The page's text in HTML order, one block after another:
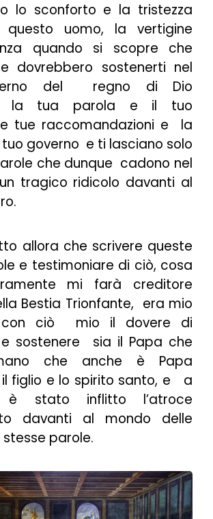
lo sconforto e la tristezza
questo uomo, la vertigine
quando si scopre che
dovrebbero sostenerti nel
del regno di Dio
la tua parola e il tuo
tue raccomandazioni e la
governo e ti lasciano solo
che dunque cadono nel
tragico ridicolo davanti al
allora che scrivere queste
e testimoniare di ciò, cosa
mi farà creditore
Bestia Trionfante, era mio
con ciò mio il dovere di
sostenere sia il Papa che
che anche è Papa
il figlio e lo spirito santo, e a
stato inflitto l’atroce
davanti al mondo delle
parole.